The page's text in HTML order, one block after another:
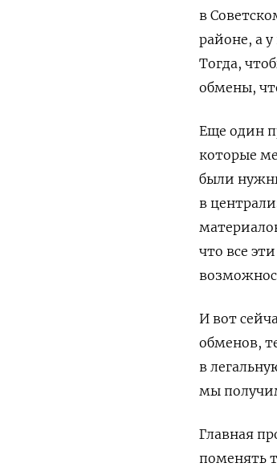
в
районе, а
Тогда,
обмены,
Еще один
которые
были
в
что все
И вот
обменов,
в
мы
Главная
поменять